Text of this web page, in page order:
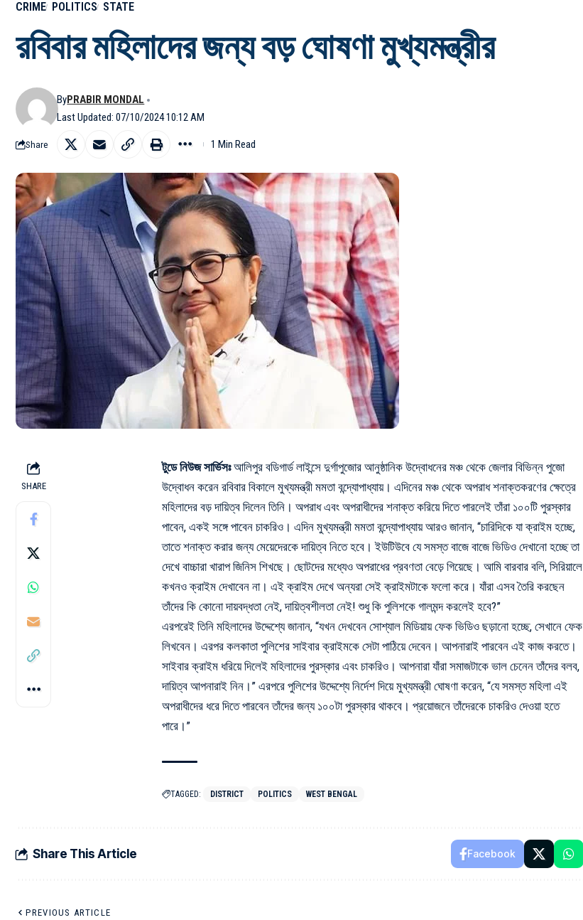
CRIME POLITICS STATE
রবিবার মহিলাদের জন্য বড় ঘোষণা মুখ্যমন্ত্রীর
Last Updated: 07/10/2024 10:12 AM
ByPRABIR MONDAL
Share 1 Min Read
SHARE
টুডে নিউজ সার্ভিসঃআলিপুর বডিগার্ড লাইন্সে দুর্গাপুজোর আনুষ্ঠানিক উদ্বোধনের মঞ্চ থেকে জেলার বিভিন্ন পুজো
উদ্বোধন করেন রবিবার বিকালে মুখ্যমন্ত্রী মমতা বন্দ্যোপাধ্যায়। এদিনের মঞ্চ থেকে অপরাধ শনাক্তকরণের ক্ষেত্রে
মহিলাদের বড় দায়িত্ব দিলেন তিনি। অপরাধ এবং অপরাধীদের শনাক্ত করিয়ে দিতে পারলেই তাঁরা ১০০টি পুরস্কার
পাবেন, একই সঙ্গে পাবেন চাকরিও। এদিন মুখ্যমন্ত্রী মমতা বন্দ্যোপাধ্যায় আরও জানান, “চারিদিকে যা ক্রাইম হচ্ছে,
তাতে শনাক্ত করার জন্য মেয়েদেরকে দায়িত্ব নিতে হবে। ইউটিউবে যে সমস্ত বাজে বাজে ভিডিও দেখানো হচ্ছে তা
দেখে বাচ্চারা খারাপ জিনিস শিখছে। ছোটদের মধ্যেও অপরাধের প্রবণতা বেড়ে গিয়েছে। আমি বারবার বলি, সিরিয়ালে
কখনও ক্রাইম দেখাবেন না। এই ক্রাইম দেখে অন্যরা সেই ক্রাইমটাকে ফলো করে। যাঁরা এসব তৈরি করছেন
তাঁদের কি কোনো দায়বদ্ধতা নেই, দায়িত্বশীলতা নেই! শুধু কি পুলিশকে গালমন্দ করলেই হবে?”
এরপরেই তিনি মহিলাদের উদ্দেশ্যে জানান, “যখন দেখবেন সোশ্যাল মিডিয়ায় ফেক ভিডিও ছড়ানো হচ্ছে, সেখানে ফেক
লিখবেন। এরপর কলকাতা পুলিশের সাইবার ক্রাইমকে সেটা পাঠিয়ে দেবেন। আপনারাই পারবেন এই কাজ করতে।
সাইবার ক্রাইম ধরিয়ে দিলেই মহিলাদের পুরস্কার এবং চাকরিও। আপনারা যাঁরা সমাজটাকে ভাল চেনেন তাঁদের বলব,
দায়িত্ব আপনারাই নিন।” এরপরে পুলিশের উদ্দেশ্যে নির্দেশ দিয়ে মুখ্যমন্ত্রী ঘোষণা করেন, “যে সমস্ত মহিলা এই
অপরাধীদের ধরে দিতে পারবেন তাঁদের জন্য ১০০টা পুরস্কার থাকবে। প্রয়োজনে তাঁদেরকে চাকরিও দেওয়া হতে
পারে।”
TAGGED: DISTRICT POLITICS WEST BENGAL
Share This Article Facebook
PREVIOUS ARTICLE